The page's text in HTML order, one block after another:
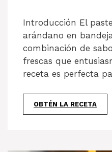
Introducción El
arándano en
combinación de
frescas que
receta es perfecta
OBTÉN LA RECETA